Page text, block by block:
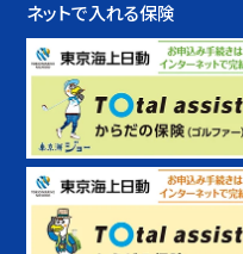
ネットで入れる保険